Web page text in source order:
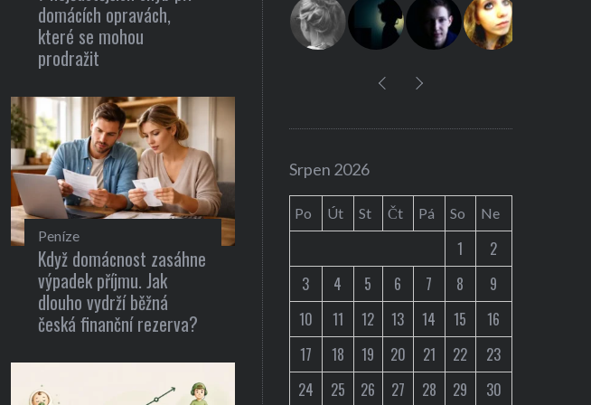
Gastronomie
Recepty pro zdravou a rychlou snídani
Představení
Musk ohlásil
domácích opravách,
které se mohou
prodražit
Peníze
Když domácnost zasáhne
výpadek příjmu. Jak
dlouho vydrží běžná
česká finanční rezerva?
:
Srpen 2026
Po Út St Čt Pá So Ne
1
2
3
4 5 6 7 8
9
10
11 12 13 14 15
16
17
18 19 20 21 22
23
24
25 26 27 28 29 30